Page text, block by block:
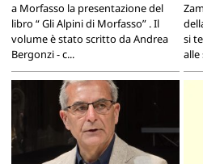
a Morfasso la presentazione del
libro “ Gli Alpini di Morfasso” . Il
volume è stato scritto da Andrea
Bergonzi - c...
si
alle